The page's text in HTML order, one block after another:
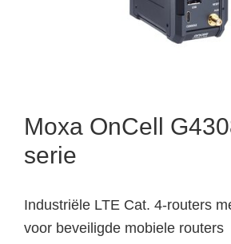
Moxa OnCell
serie
Industriële LTE Cat. 4-routers
voor beveiligde mobiele routers